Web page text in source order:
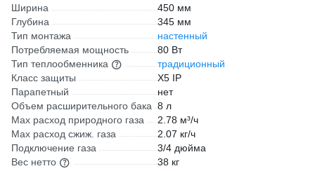
Ширина
450 мм
Глубина
345 мм
Тип монтажа
настенный
Потребляемая мощность
80 Вт
Тип теплообменника
традиционный
Класс защиты
X5 IP
Парапетный
нет
Объем расширительного бака 8 л
Max расход природного газа
2.78 м³/ч
Max расход сжиж. газа
2.07 кг/ч
Подключение газа
3/4 дюйма
Вес нетто
38 кг